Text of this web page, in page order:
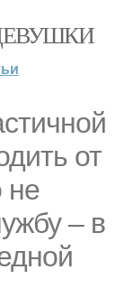
от
не
– в